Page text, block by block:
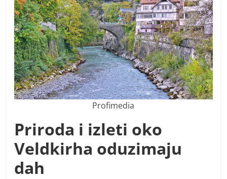
Profimedia
Priroda i izleti oko
Veldkirha oduzimaju
dah